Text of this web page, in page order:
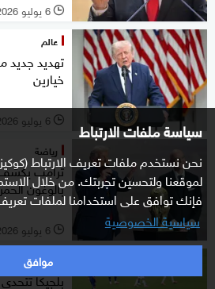
سياسة ملفات الارتباط
نحن نستخدم ملفات تعريف الارتباط
لموقعنا ولتحسين تجربتك. من خلال
فإنك توافق على استخدامنا لملفات تعريف
سياسية الخصوصية
موافق
l 6 يوليو 2026
عالم
تهديد جديد
خيارين
l 6 يوليو 2026
رياضة
ترامب
بالوغون
l 6 يوليو 2026
رياضة
بلجيكا